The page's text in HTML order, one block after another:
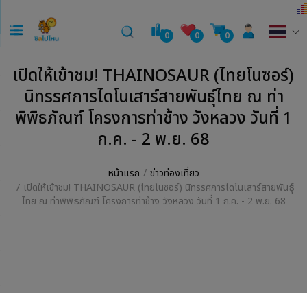
0 0 0
เปิดให้เข้าชม! THAINOSAUR (ไทยโนซอร์)
นิทรรศการไดโนเสาร์สายพันธ์ุไทย ณ ท่า
พิพิธภัณฑ์ โครงการท่าช้าง วังหลวง วันที่ 1
ก.ค. - 2 พ.ย. 68
หน้าแรก
ข่าวท่องเที่ยว
เปิดให้เข้าชม! THAINOSAUR (ไทยโนซอร์) นิทรรศการไดโนเสาร์สายพันธ์ุ
ไทย ณ ท่าพิพิธภัณฑ์ โครงการท่าช้าง วังหลวง วันที่ 1 ก.ค. - 2 พ.ย. 68